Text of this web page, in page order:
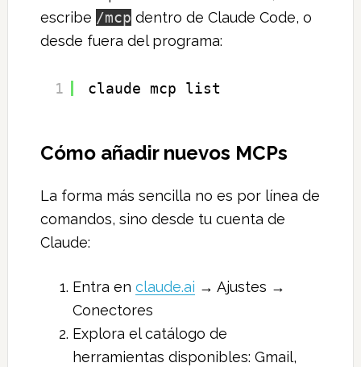
escribe /mcp dentro de Claude Code, o
desde fuera del programa:
1 claude mcp list
Cómo añadir nuevos MCPs
La forma más sencilla no es por línea de
comandos, sino desde tu cuenta de
Claude:
Entra en claude.ai → Ajustes →
Conectores
Explora el catálogo de
herramientas disponibles: Gmail,